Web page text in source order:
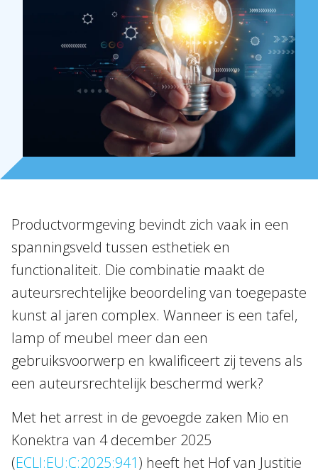
Onze mensen
Expertises
Topics
Internationaal
Nieuws
NL EN DE FR
Productvormgeving bevindt zich vaak in een
spanningsveld tussen esthetiek en
functionaliteit. Die combinatie maakt de
auteursrechtelijke beoordeling van toegepaste
kunst al jaren complex. Wanneer is een tafel,
lamp of meubel meer dan een
gebruiksvoorwerp en kwalificeert zij tevens als
een auteursrechtelijk beschermd werk?
Met het arrest in de gevoegde zaken Mio en
Konektra van 4 december 2025
(ECLI:EU:C:2025:941) heeft het Hof van Justitie